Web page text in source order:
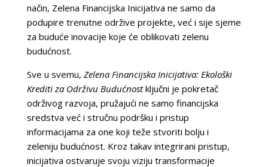
način, Zelena Financijska Inicijativa ne samo da
podupire trenutne održive projekte, već i sije sjeme
za buduće inovacije koje će oblikovati zelenu
budućnost.
Sve u svemu, Zelena Financijska Inicijativa: Ekološki
Krediti za Održivu Budućnostključni je pokretač
održivog razvoja, pružajući ne samo financijska
sredstva već i stručnu podršku i pristup
informacijama za one koji teže stvoriti bolju i
zeleniju budućnost. Kroz takav integrirani pristup,
inicijativa ostvaruje svoju viziju transformacije